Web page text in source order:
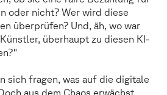
oder nicht? Wer wird diese
überprüfen? Und, äh, wo war
überhaupt zu diesen KI-
sich fragen, was auf die digitale
aus dem Chaos erwächst